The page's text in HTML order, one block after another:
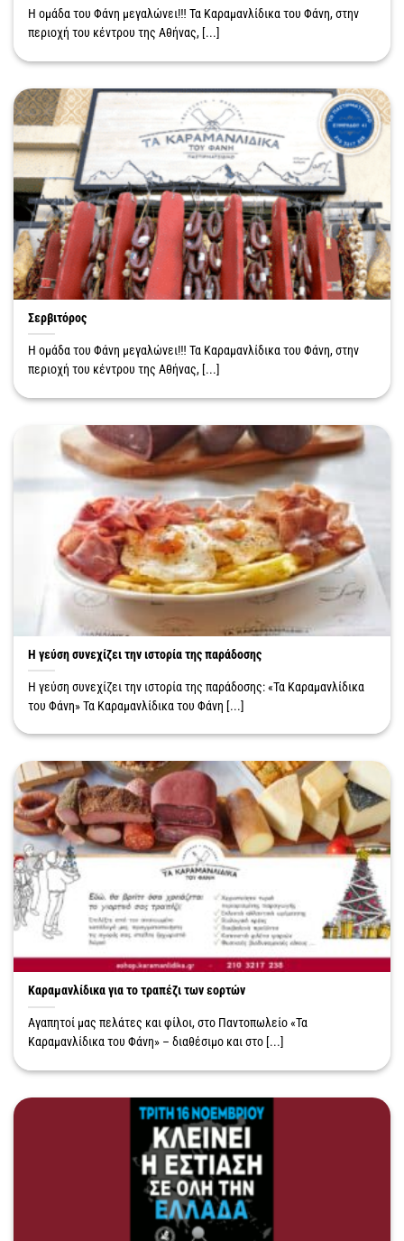
Η ομάδα του Φάνη μεγαλώνει!‼️ Τα Καραμανλίδικα του Φάνη, στην
περιοχή του κέντρου της Αθήνας, [...]
Σερβιτόρος
Η ομάδα του Φάνη μεγαλώνει!‼️ Τα Καραμανλίδικα του Φάνη, στην
περιοχή του κέντρου της Αθήνας, [...]
Η γεύση συνεχίζει την ιστορία της παράδοσης
Η γεύση συνεχίζει την ιστορία της παράδοσης: «Τα Καραμανλίδικα
του Φάνη» Τα Καραμανλίδικα του Φάνη [...]
Καραμανλίδικα για το τραπέζι των εορτών
Αγαπητοί μας πελάτες και φίλοι, στο Παντοπωλείο «Τα
Καραμανλίδικα του Φάνη» – διαθέσιμο και στο [...]